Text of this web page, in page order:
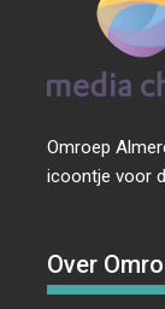
Omroep
icoontje voor
Over